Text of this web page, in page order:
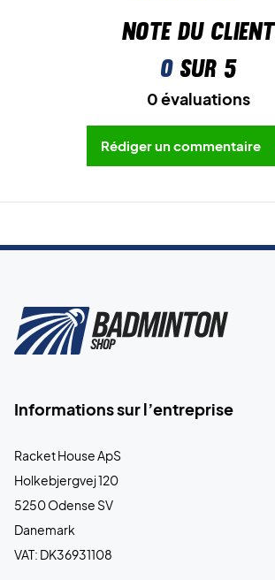
Note du client
0sur 5
0 évaluations
Rédiger un commentaire
Informations sur l’entreprise
Racket House ApS
Holkebjergvej 120
5250 Odense SV
Danemark
VAT: DK36931108